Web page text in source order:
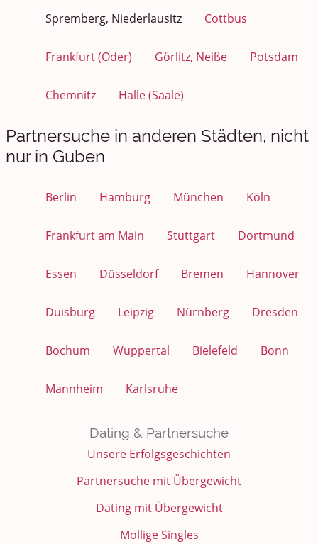
Spremberg, Niederlausitz Cottbus
Frankfurt (Oder) Görlitz, Neiße Potsdam
Chemnitz Halle (Saale)
Partnersuche in anderen Städten, nicht
nur in Guben
Berlin Hamburg München Köln
Frankfurt am Main Stuttgart Dortmund
Essen Düsseldorf Bremen Hannover
Duisburg Leipzig Nürnberg Dresden
Bochum Wuppertal Bielefeld Bonn
Mannheim Karlsruhe
Dating & Partnersuche
Unsere Erfolgsgeschichten
Partnersuche mit Übergewicht
Dating mit Übergewicht
Mollige Singles